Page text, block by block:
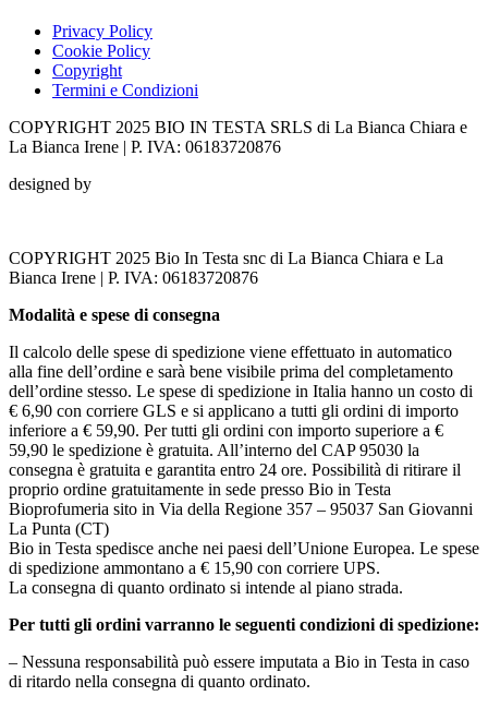
Privacy Policy
Cookie Policy
Copyright
Termini e Condizioni
COPYRIGHT 2025 BIO IN TESTA SRLS di La Bianca Chiara e
La Bianca Irene | P. IVA: 06183720876
designed by
COPYRIGHT 2025 Bio In Testa snc di La Bianca Chiara e La
Bianca Irene | P. IVA: 06183720876
Modalità e spese di consegna
Il calcolo delle spese di spedizione viene effettuato in automatico
alla fine dell’ordine e sarà bene visibile prima del completamento
dell’ordine stesso. Le spese di spedizione in Italia hanno un costo di
€ 6,90 con corriere GLS e si applicano a tutti gli ordini di importo
inferiore a € 59,90. Per tutti gli ordini con importo superiore a €
59,90 le spedizione è gratuita. All’interno del CAP 95030 la
consegna è gratuita e garantita entro 24 ore. Possibilità di ritirare il
proprio ordine gratuitamente in sede presso Bio in Testa
Bioprofumeria sito in Via della Regione 357 – 95037 San Giovanni
La Punta (CT)
Bio in Testa spedisce anche nei paesi dell’Unione Europea. Le spese
di spedizione ammontano a € 15,90 con corriere UPS.
La consegna di quanto ordinato si intende al piano strada.
Per tutti gli ordini varranno le seguenti condizioni di spedizione:
– Nessuna responsabilità può essere imputata a Bio in Testa in caso
di ritardo nella consegna di quanto ordinato.